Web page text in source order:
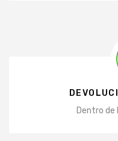
Dentro de